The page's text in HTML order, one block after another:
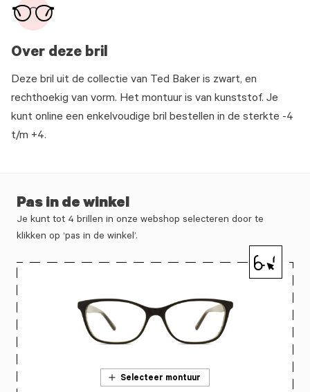
Over deze bril
Deze bril uit de collectie van Ted Baker is zwart, en
rechthoekig van vorm. Het montuur is van kunststof. Je
kunt online een enkelvoudige bril bestellen in de sterkte -4
t/m +4.
Pas in de winkel
Je kunt tot 4 brillen in onze webshop selecteren door te
klikken op ‘pas in de winkel’.
Selecteer montuur